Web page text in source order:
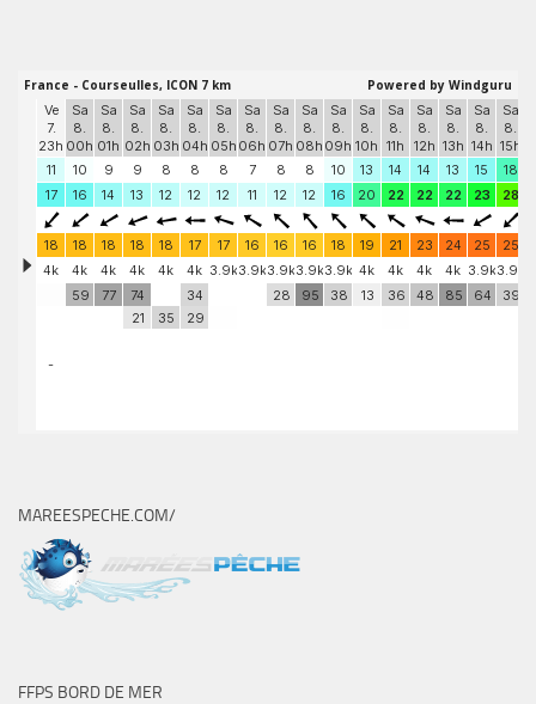
MAREESPECHE.COM/
FFPS BORD DE MER